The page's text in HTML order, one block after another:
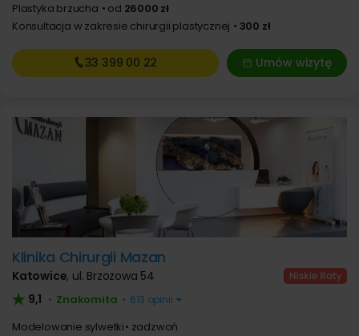
Plastyka brzucha od 26000 zł
Konsultacja w zakresie chirurgii plastycznej
300 zł
Umów wizytę
33 399 00 22
Klinika Chirurgii Mazan
Katowice, ul. Brzozowa 54
9,1 • Znakomita • 613 opinii
Modelowanie sylwetki zadzwoń